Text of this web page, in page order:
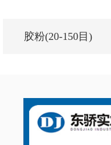
胶粉(20-150目)